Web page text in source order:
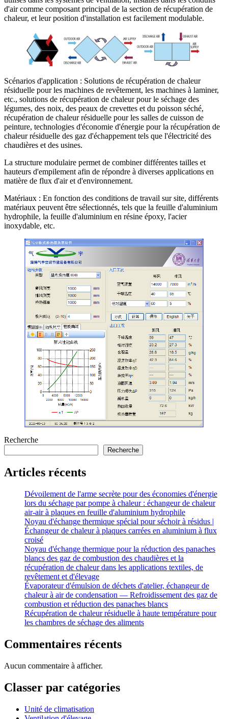
d'air comme composant principal de la section de récupération de
chaleur, et leur position d'installation est facilement modulable.
Scénarios d'application : Solutions de récupération de chaleur
résiduelle pour les machines de revêtement, les machines à laminer,
etc., solutions de récupération de chaleur pour le séchage des
légumes, des noix, des peaux de crevettes et du poisson séché,
récupération de chaleur résiduelle pour les salles de cuisson de
peinture, technologies d'économie d'énergie pour la récupération de
chaleur résiduelle des gaz d'échappement tels que l'électricité des
chaudières et des usines.
La structure modulaire permet de combiner différentes tailles et
hauteurs d'empilement afin de répondre à diverses applications en
matière de flux d'air et d'environnement.
Matériaux : En fonction des conditions de travail sur site, différents
matériaux peuvent être sélectionnés, tels que la feuille d'aluminium
hydrophile, la feuille d'aluminium en résine époxy, l'acier
inoxydable, etc.
Recherche
Recherche
Articles récents
Dévoilement de l'arme secrète pour des économies d'énergie
lors du séchage par pompe à chaleur : échangeur de chaleur
air-air à plaques en feuille d'aluminium hydrophile
Noyau d'échange thermique spécial pour séchoir à résidus |
Échangeur de chaleur à plaques carrées en aluminium à flux
croisé
Noyau d'échange thermique pour la réduction des panaches
blancs des gaz de combustion des chaudières et la
récupération de chaleur dans les applications textiles, de
revêtement et d'élevage
Évaporateur d'émulsion de déchets d'atelier, échangeur de
chaleur à air de condensation — Refroidissement des gaz de
combustion et réduction des panaches blancs
Récupération de chaleur résiduelle à haute température pour
les chambres de séchage des aliments
Commentaires récents
Aucun commentaire à afficher.
Classer par catégories
Unité de climatisation